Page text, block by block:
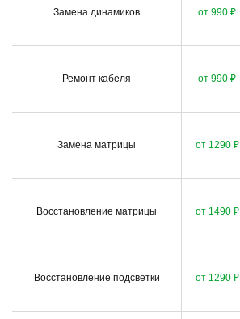
Замена динамиков от 990 ₽
Ремонт кабеля от 990 ₽
Замена матрицы от 1290 ₽
Восстановление матрицы от 1490 ₽
Восстановление подсветки от 1290 ₽